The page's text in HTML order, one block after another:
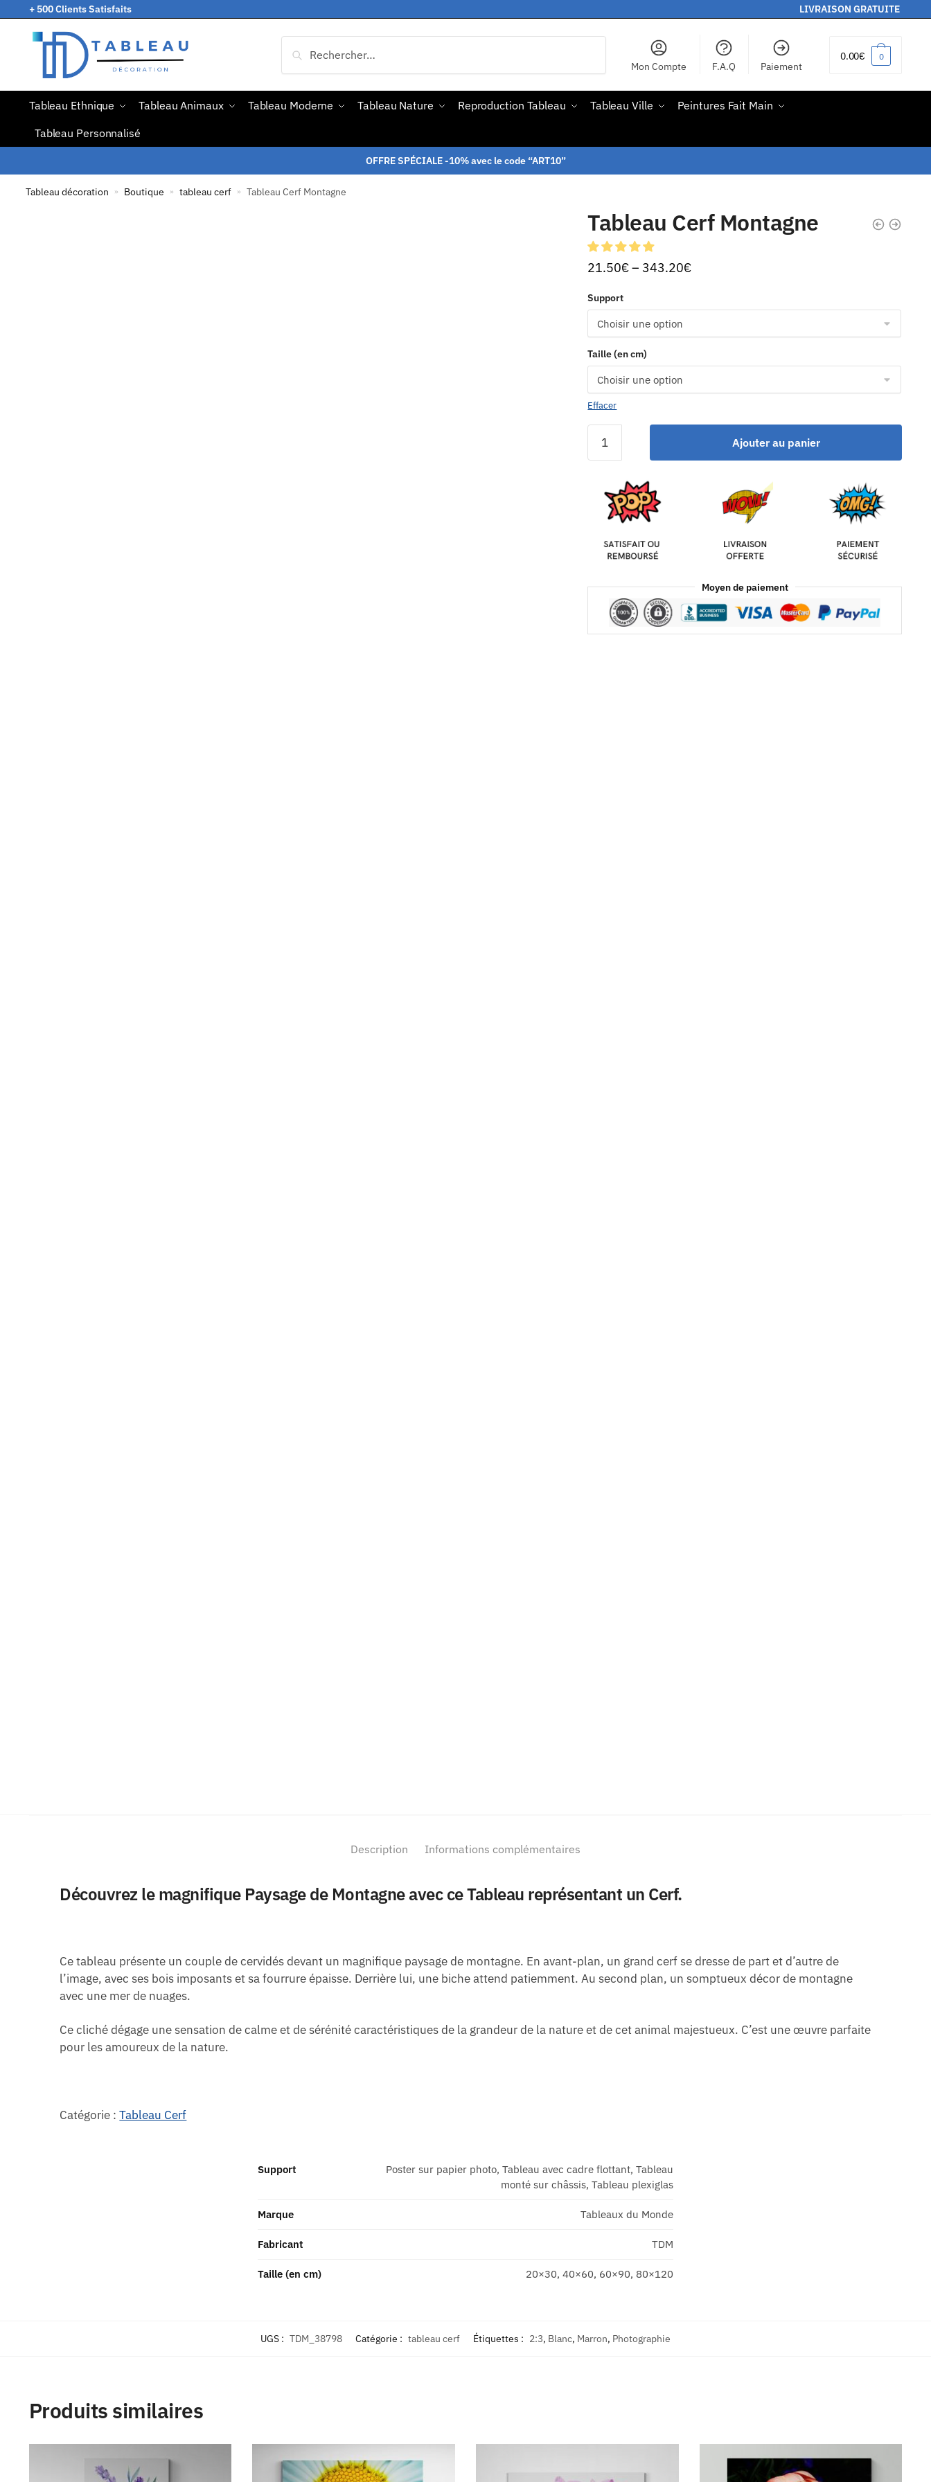
+ 500 Clients Satisfaits LIVRAISON GRATUITE
Mon Compte F.A.Q Paiement
0.00€ 0
Tableau Ethnique Tableau Animaux Tableau Moderne Tableau Nature Reproduction Tableau Tableau Ville
Peintures Fait Main
Tableau Personnalisé
OFFRE SPÉCIALE -10% avec le code “ART10”
Tableau décoration » Boutique » tableau cerf » Tableau Cerf Montagne
Tableau Cerf Montagne
21.50€– 343.20€
Support
Taille (en cm)
Effacer
Ajouter au panier
Moyen de paiement
Description Informations complémentaires
Découvrez le magnifique Paysage de Montagne avec ce Tableau représentant un Cerf.
Ce tableau présente un couple de cervidés devant un magnifique paysage de montagne. En avant-plan, un grand cerf se dresse de part et d’autre de
l’image, avec ses bois imposants et sa fourrure épaisse. Derrière lui, une biche attend patiemment. Au second plan, un somptueux décor de montagne
avec une mer de nuages.
Ce cliché dégage une sensation de calme et de sérénité caractéristiques de la grandeur de la nature et de cet animal majestueux. C’est une œuvre parfaite
pour les amoureux de la nature.
Catégorie :Tableau Cerf
Support
Poster sur papier photo, Tableau avec cadre flottant, Tableau
monté sur châssis, Tableau plexiglas
Marque Tableaux du Monde
Fabricant TDM
Taille (en cm) 20×30, 40×60, 60×90, 80×120
UGS : TDM_38798 Catégorie : tableau cerf Étiquettes : 2:3, Blanc, Marron, Photographie
Produits similaires